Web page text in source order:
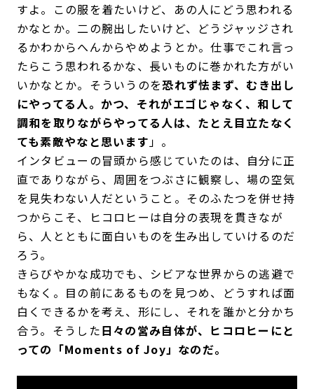
すよ。この服を着たいけど、あの人にどう思われる
かなとか。二の腕出したいけど、どうジャッジされ
るかわからへんからやめようとか。仕事でこれ言っ
たらこう思われるかな、長いものに巻かれた方がい
いかなとか。そういうのを恐れず怯まず、むき出し
にやってる人。かつ、それがエゴじゃなく、和して
調和を取りながらやってる人は、たとえ目立たなく
ても素敵やなと思います」。
インタビューの冒頭から感じていたのは、自分に正
直でありながら、周囲をつぶさに観察し、場の空気
を見失わない人だということ。そのふたつを併せ持
つからこそ、ヒコロヒーは自分の表現を貫きなが
ら、人とともに面白いものを生み出していけるのだ
ろう。
きらびやかな成功でも、シビアな世界からの逃避で
もなく。目の前にあるものを見つめ、どうすれば面
白くできるかを考え、形にし、それを誰かと分かち
合う。そうした日々の営み自体が、ヒコロヒーにと
っての「Moments of Joy」なのだ。